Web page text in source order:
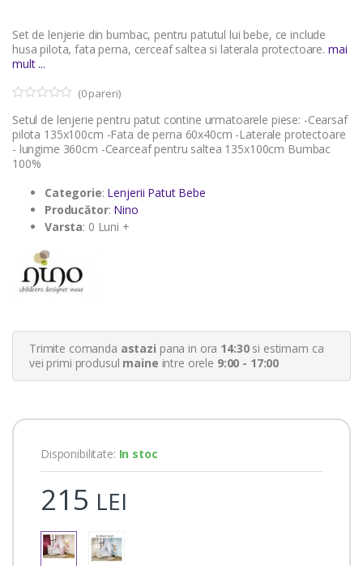
Set de lenjerie din bumbac, pentru patutul lui bebe, ce include
husa pilota, fata perna, cerceaf saltea si laterala protectoare. mai
mult ...
o
u
t
o
f
s
r
i
(0pareri)
Setul de lenjerie pentru patut contine urmatoarele piese: -Cearsaf
pilota 135x100cm -Fata de perna 60x40cm -Laterale protectoare
- lungime 360cm -Cearceaf pentru saltea 135x100cm Bumbac
100%
Categorie: Lenjerii Patut Bebe
Producător: Nino
Varsta: 0 Luni +
Trimite comanda astazi pana in ora 14:30si estimam ca
vei primi produsul maine intre orele 9:00 - 17:00
Disponibilitate: In stoc
215 LEI